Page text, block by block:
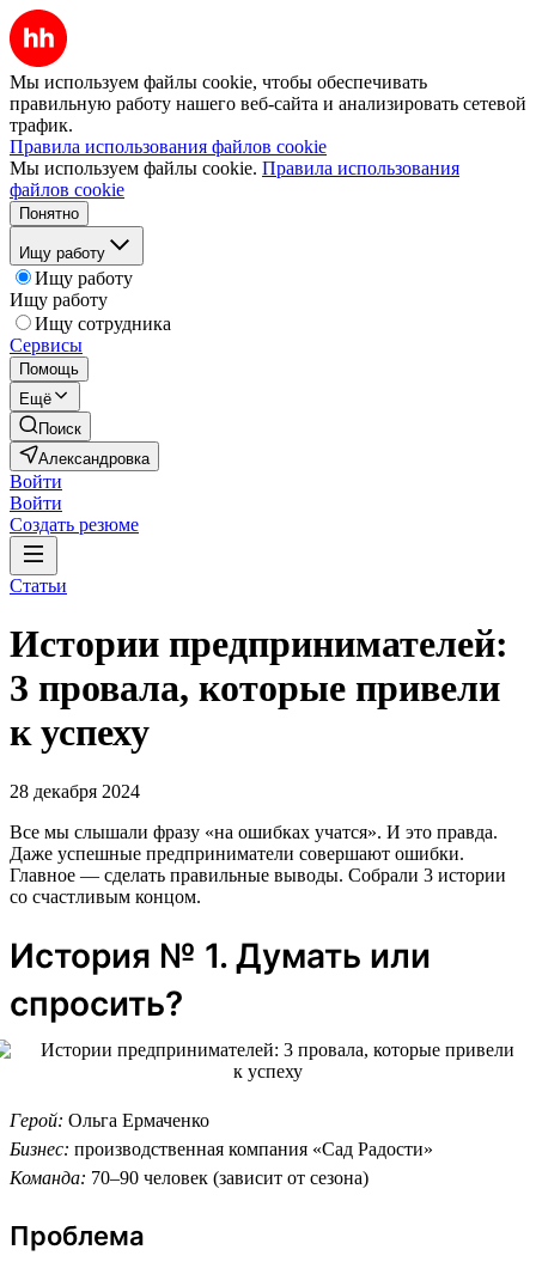
Мы используем файлы cookie, чтобы обеспечивать
правильную работу нашего веб-сайта и анализировать сетевой
трафик.
Правила использования файлов cookie
Мы используем файлы cookie. Правила использования
файлов cookie
Понятно
Ищу работу
Ищу работу
Ищу работу
Ищу сотрудника
Сервисы
Помощь
Ещё
Поиск
Александровка
Войти
Войти
Создать резюме
Статьи
Истории предпринимателей:
3 провала, которые привели
к успеху
28 декабря 2024
Все мы слышали фразу «на ошибках учатся». И это правда.
Даже успешные предприниматели совершают ошибки.
Главное — сделать правильные выводы. Собрали 3 истории
со счастливым концом.
История № 1. Думать или
спросить?
Герой: Ольга Ермаченко
Бизнес: производственная компания «Сад Радости»
Команда: 70–90 человек (зависит от сезона)
Проблема